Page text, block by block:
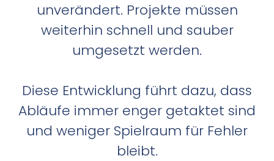
unverändert. Projekte müssen
weiterhin schnell und sauber
umgesetzt werden.
Diese Entwicklung führt dazu, dass
Abläufe immer enger getaktet sind
und weniger Spielraum für Fehler
bleibt.